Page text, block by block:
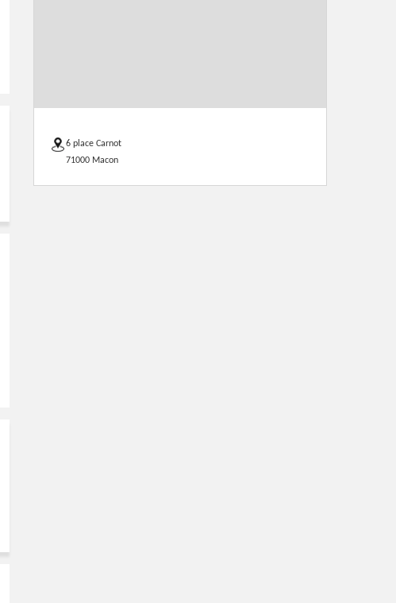
6 place Carnot
71000 Macon